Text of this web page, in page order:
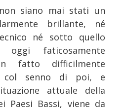
non siano mai stati un
brillante, né
né sotto quello
oggi faticosamente
difficilmente
col senno di poi, e
attuale della
Paesi Bassi, viene da